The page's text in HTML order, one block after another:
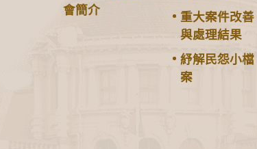
會簡介
重大案件改善
與處理結果
紓解民怨小檔
案